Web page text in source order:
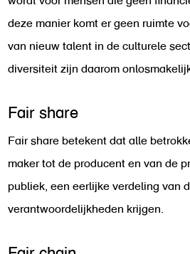
deze manier komt er geen ruimte
van nieuw talent in de culturele
diversiteit zijn daarom
Fair share
Fair share betekent dat alle
maker tot de producent en van de
publiek, een eerlijke verdeling van
verantwoordelijkheden krijgen.